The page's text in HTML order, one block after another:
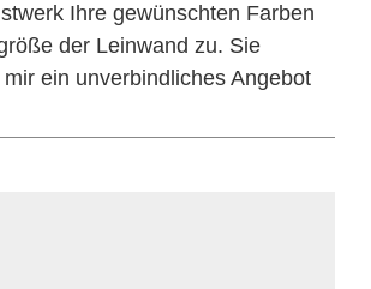
Ihre gewünschten Farben
der Leinwand zu. Sie
ein unverbindliches Angebot